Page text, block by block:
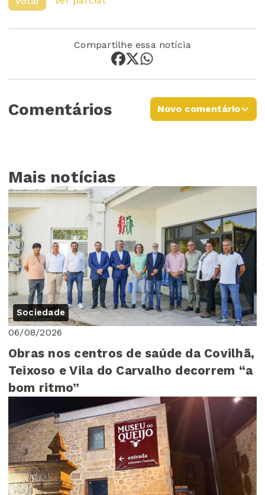
Compartilhe essa notícia
Comentários Novo comentário
Mais notícias
Sociedade
06/08/2026
Obras nos centros de saúde da Covilhã,
Teixoso e Vila do Carvalho decorrem “a
bom ritmo”